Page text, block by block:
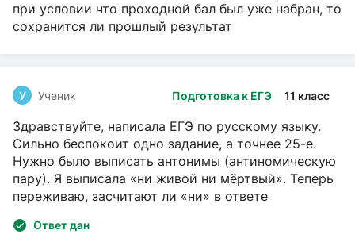
при условии что проходной бал был уже набран, то
сохранится ли прошлый результат
Подготовка к ЕГЭ 11 класс
У Ученик
Здравствуйте, написала ЕГЭ по русскому языку.
Сильно беспокоит одно задание, а точнее 25-е.
Нужно было выписать антонимы (антиномическую
пару). Я выписала «ни живой ни мёртвый». Теперь
переживаю, засчитают ли «ни» в ответе
Ответ дан